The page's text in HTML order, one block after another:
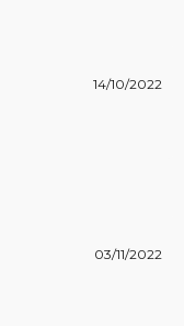
14/10/2022
03/11/2022